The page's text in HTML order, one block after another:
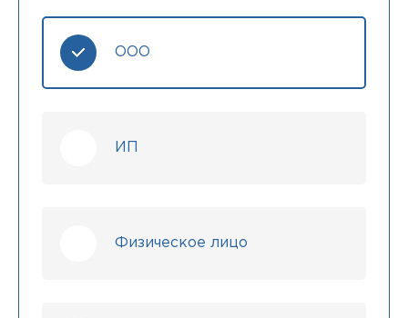
ООО
ИП
Физическое лицо